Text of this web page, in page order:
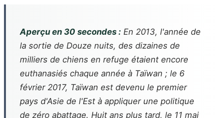
Aperçu en 30 secondes : En 2013, l'année de
la sortie de Douze nuits, des dizaines de
milliers de chiens en refuge étaient encore
euthanasiés chaque année à Taïwan ; le 6
février 2017, Taïwan est devenu le premier
pays d'Asie de l'Est à appliquer une politique
de zéro abattage. Huit ans plus tard, le 11 mai